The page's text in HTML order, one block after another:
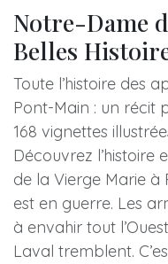
Notre-Dame
Belles
Toute l’histoire des
Pont-Main : un récit
168 vignettes
Découvrez
de la Vierge Marie à
est en guerre. Les
à envahir tout
Laval tremblent.